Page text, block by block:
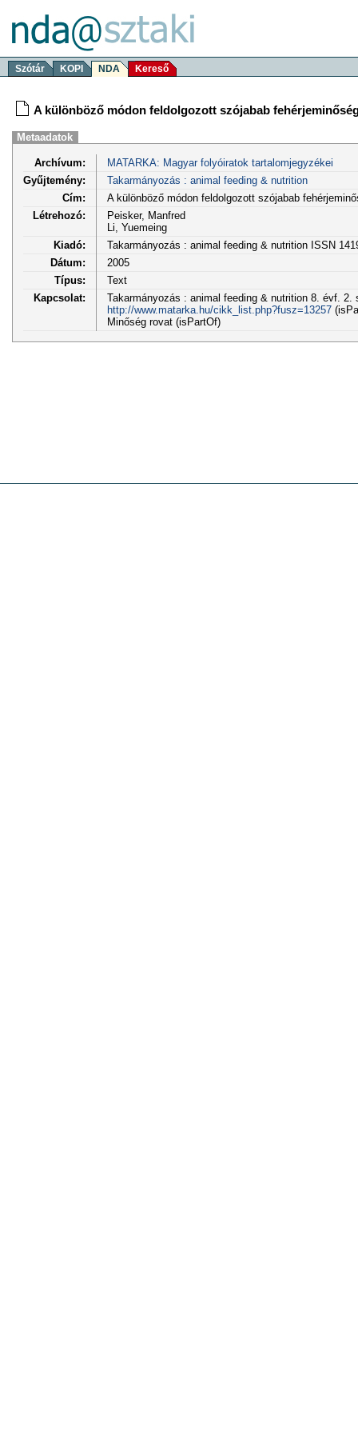
Szótár KOPI NDA Kereső
A különböző módon feldolgozott szójabab
Metaadatok
Archívum:
MATARKA: Magyar folyóiratok tartalomjegyzékei
Gyűjtemény:
Takarmányozás : animal feeding & nutrition
Cím:
A különböző módon feldolgozott szójabab
Létrehozó:
Peisker, Manfred
Li, Yuemeing
Kiadó:
Takarmányozás : animal feeding & nutrition ISSN
Dátum:
2005
Típus:
Text
Kapcsolat:
Takarmányozás : animal feeding & nutrition 8. évf. 2.
http://www.matarka.hu/cikk_list.php?fusz=13257
Minőség rovat (isPartOf)